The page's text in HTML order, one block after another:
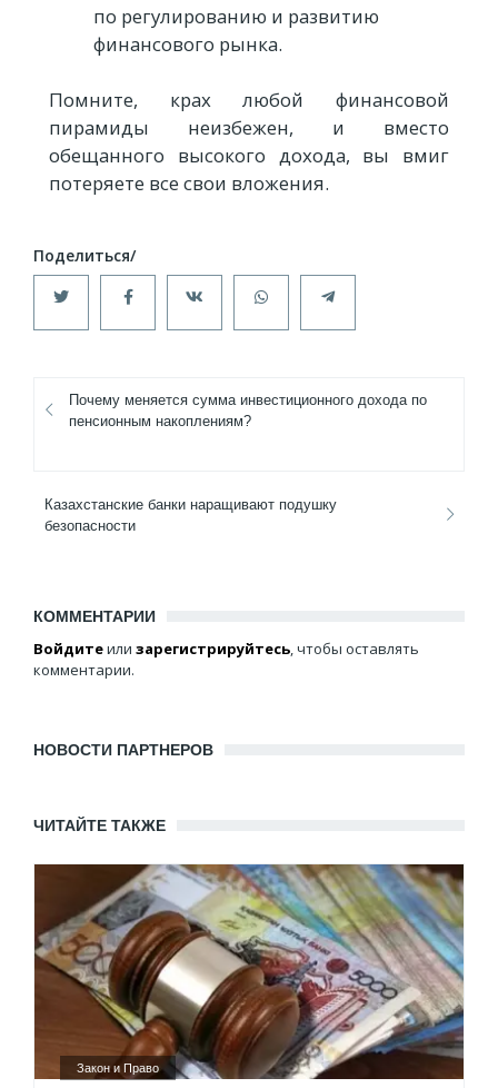
по регулированию и развитию
финансового рынка.
Помните, крах любой финансовой
пирамиды неизбежен, и вместо
обещанного высокого дохода, вы вмиг
потеряете все свои вложения.
Почему меняется сумма инвестиционного дохода по
пенсионным накоплениям?
Казахстанские банки наращивают подушку
безопасности
КОММЕНТАРИИ
Войдитеили зарегистрируйтесь, чтобы оставлять
комментарии.
НОВОСТИ ПАРТНЕРОВ
ЧИТАЙТЕ ТАКЖЕ
Закон и Право